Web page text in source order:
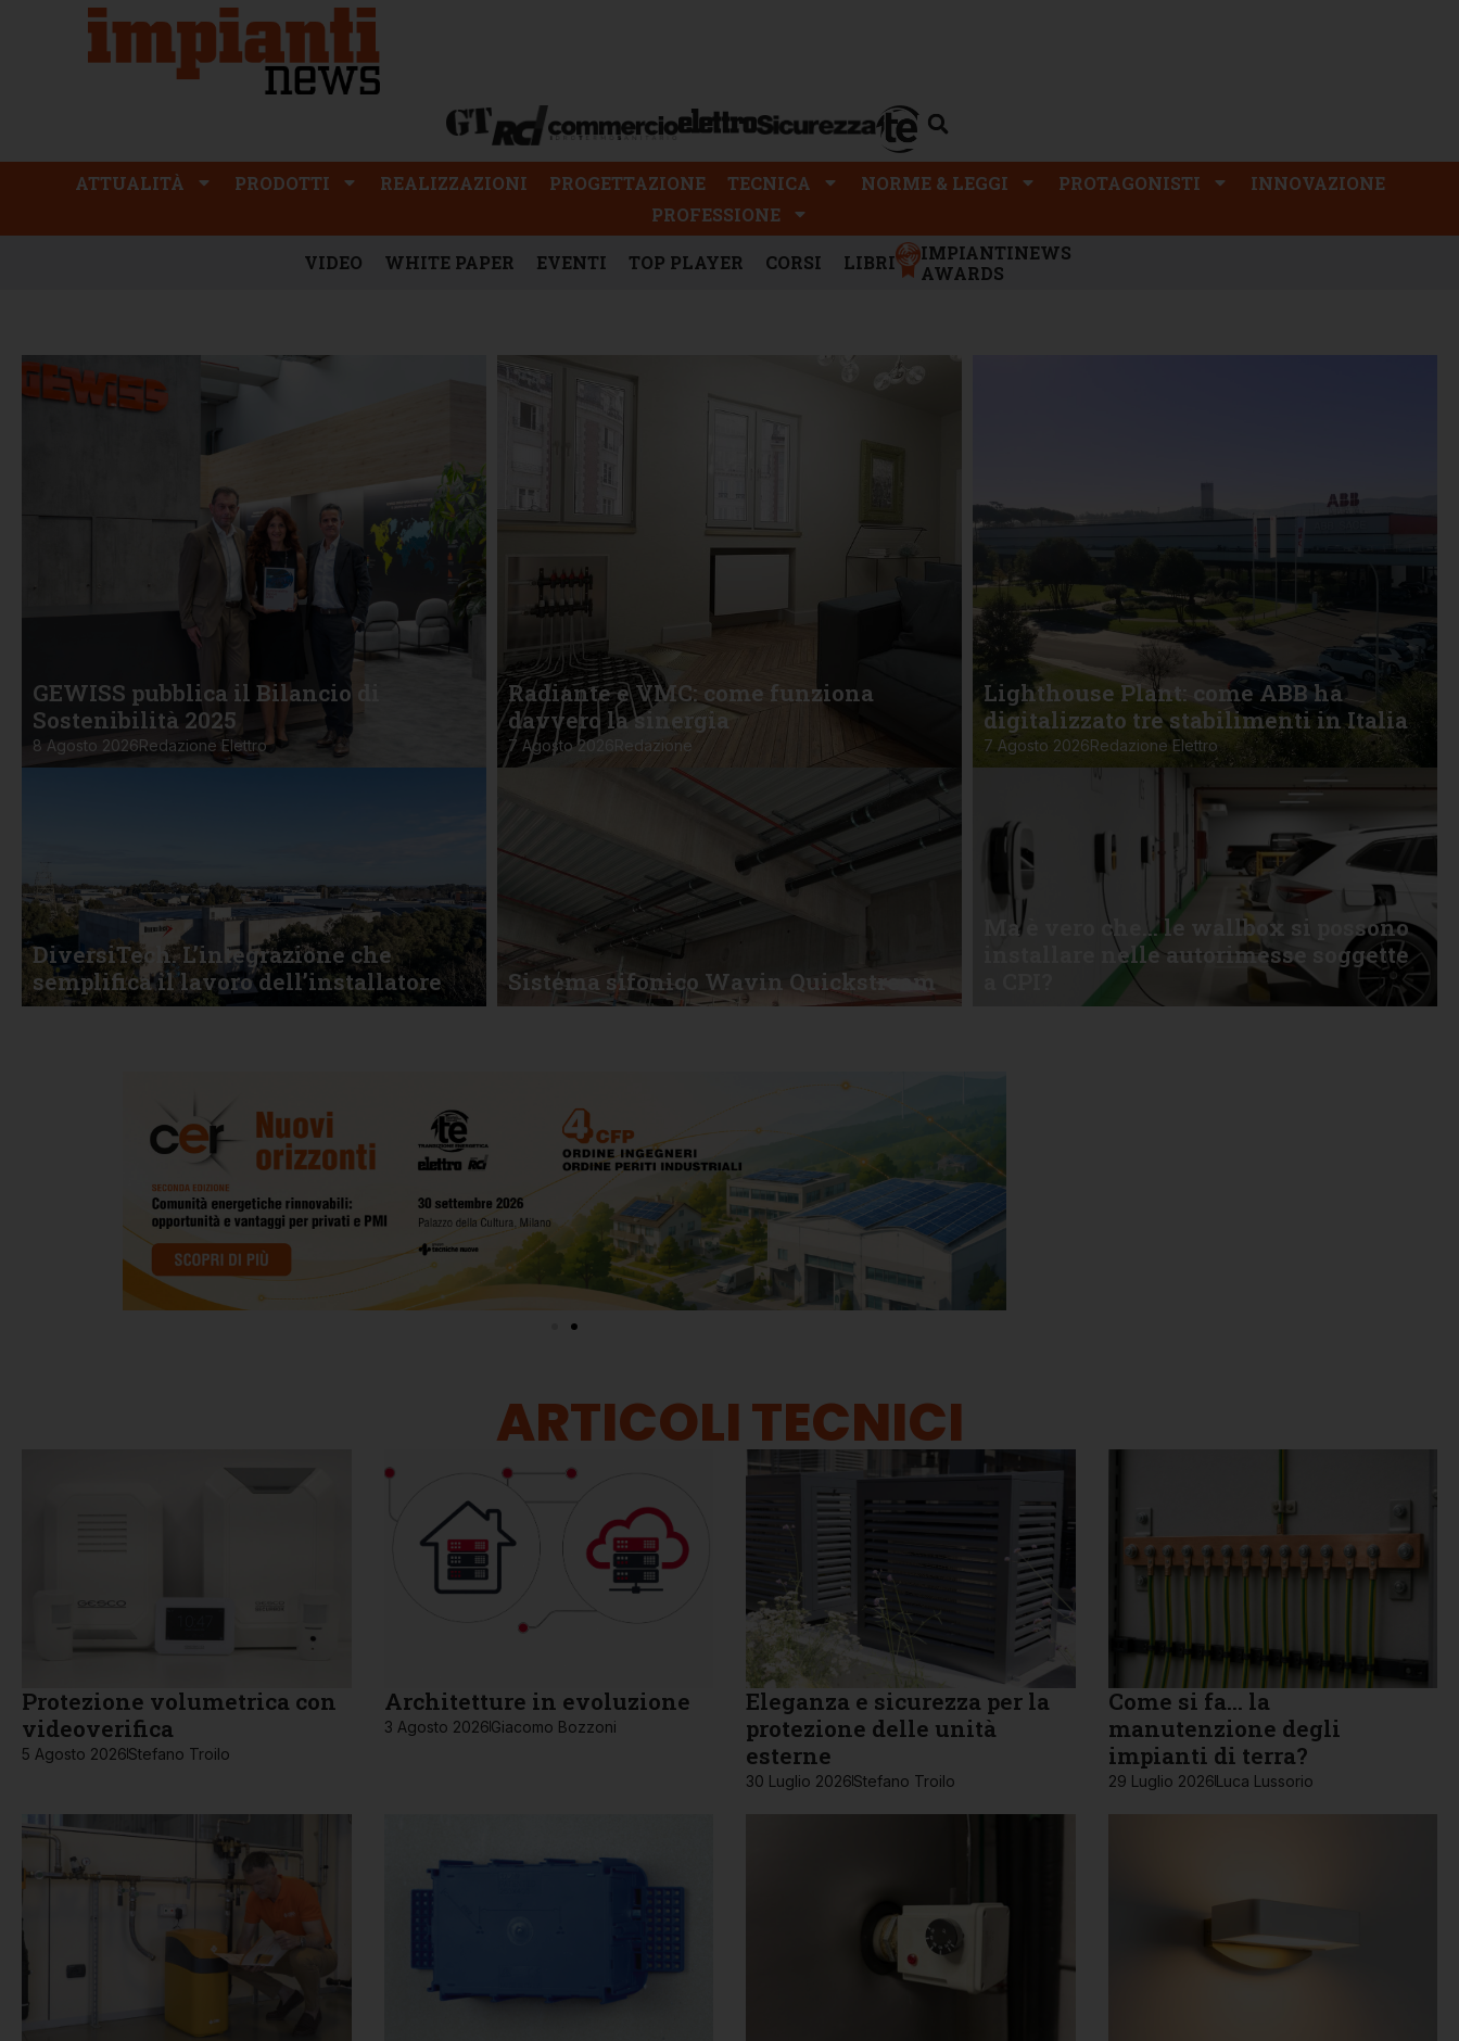
ATTUALITÀ PRODOTTI REALIZZAZIONI
PROFESSIONE
ATTUALITÀ PRODOTTI REALIZZAZIONI PROGETTAZIONE TECNICA NORME & LEGGI PROTAGONISTI
INNOVAZIONE
PROFESSIONE
VIDEO WHITE PAPER EVENTI TOP PLAYER CORSI LIBRI
IMPIANTINEWS
AWARDS
GEWISS pubblica il Bilancio di
Sostenibilità 2025
8 Agosto 2026Redazione Elettro
Radiante e VMC: come funziona
davvero la sinergia
7 Agosto 2026 Redazione
Lighthouse Plant: come ABB ha
digitalizzato tre stabilimenti in Italia
7 Agosto 2026Redazione Elettro
DiversiTech. L’integrazione che
semplifica il lavoro dell’installatore
Sistema sifonico Wavin Quickstream
Ma è vero che… le wallbox si possono
installare nelle autorimesse soggette
ARTICOLI TECNICI
Protezione volumetrica con
videoverifica
5 Agosto 2026Stefano Troilo
Architetture in evoluzione
3 Agosto 2026Giacomo Bozzoni
Eleganza e sicurezza per la
protezione delle unità
esterne
30 Luglio 2026Stefano Troilo
Come si fa… la
manutenzione degli
impianti di terra?
29 Luglio 2026Luca Lussorio